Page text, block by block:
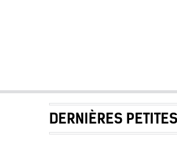
DERNIÈRES